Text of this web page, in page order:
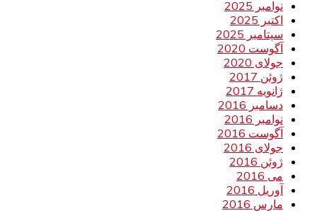
نوامبر 2025
اکتبر 2025
سپتامبر 2025
آگوست 2020
جولای 2020
ژوئن 2017
ژانویه 2017
دسامبر 2016
نوامبر 2016
آگوست 2016
جولای 2016
ژوئن 2016
می 2016
آوریل 2016
مارس 2016